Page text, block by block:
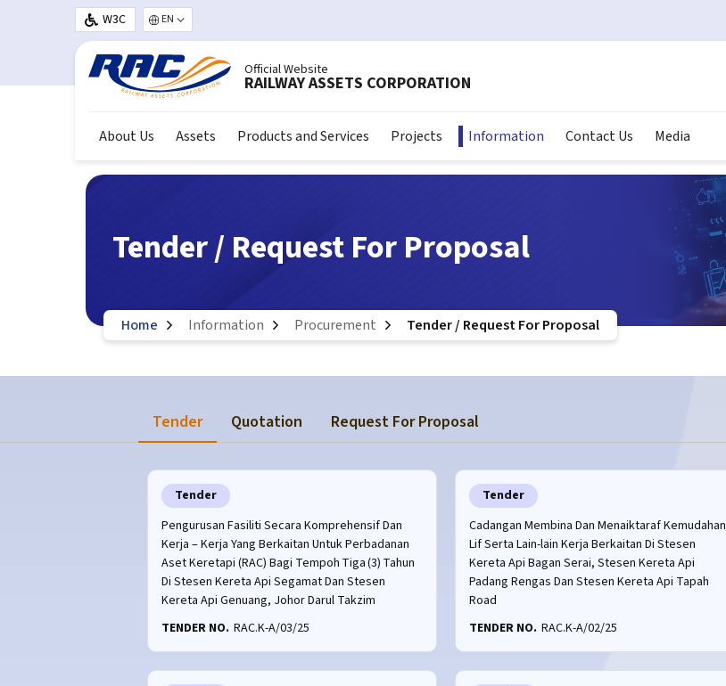
Skip to main content
W3C Select your language
Official Website
RAILWAY ASSETS CORPORATION
About Us Assets Products and Services Projects Information Contact Us Media
Tender / Request For Proposal
Home Information Procurement Tender / Request For Proposal
Tender Quotation Request For Proposal
Tender
Pengurusan Fasiliti Secara Komprehensif Dan
Kerja – Kerja Yang Berkaitan Untuk Perbadanan
Aset Keretapi (RAC) Bagi Tempoh Tiga (3) Tahun
Di Stesen Kereta Api Segamat Dan Stesen
Kereta Api Genuang, Johor Darul Takzim
TENDER NO. RAC.K-A/03/25
Tender
Cadangan Membina Dan Menaiktaraf Kemudahan
Lif Serta Lain-lain Kerja Berkaitan Di Stesen
Kereta Api Bagan Serai, Stesen Kereta Api
Padang Rengas Dan Stesen Kereta Api Tapah
Road
TENDER NO. RAC.K-A/02/25